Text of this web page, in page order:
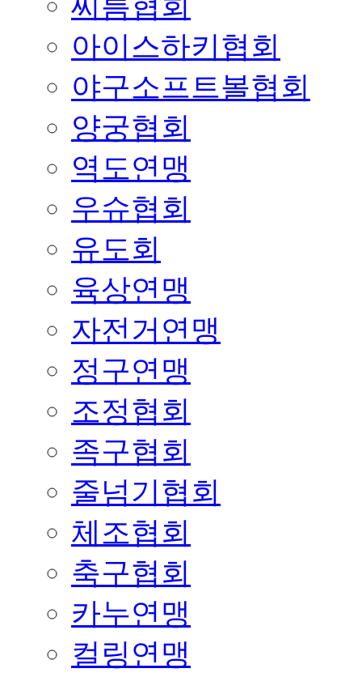
아이스하키협회
야구소프트볼협회
양궁협회
역도연맹
우슈협회
유도회
육상연맹
자전거연맹
정구연맹
조정협회
족구협회
줄넘기협회
체조협회
축구협회
카누연맹
컬링연맹